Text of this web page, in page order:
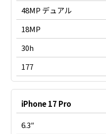
48MP デュアル
18MP
30h
177
iPhone 17 Pro
6.3″